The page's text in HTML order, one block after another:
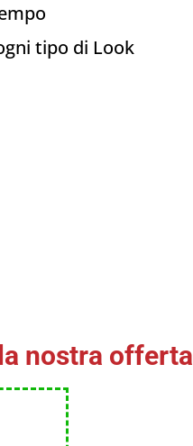
tipo di Look
nostra offerta